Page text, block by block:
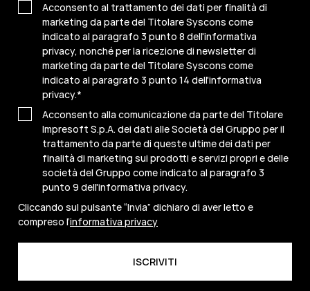
Acconsento al trattamento dei dati per finalità di
marketing da parte del Titolare Syscons come
indicato al paragrafo 3 punto 8 dell'informativa
privacy, nonché per la ricezione di newsletter di
marketing da parte del Titolare Syscons come
indicato al paragrafo 3 punto 14 dell'informativa
privacy.*
Acconsento alla comunicazione da parte del Titolare
Impresoft S.p.A. dei dati alle Società del Gruppo per il
trattamento da parte di queste ultime dei dati per
finalità di marketing sui prodotti e servizi propri e delle
società del Gruppo come indicato al paragrafo 3
punto 9 dell'informativa privacy.
Cliccando sul pulsante “Invia” dichiaro di aver letto e
compreso l’informativa privacy